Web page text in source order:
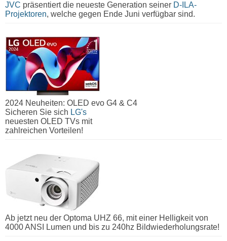
JVC präsentiert die neueste Generation seiner D-ILA-
Projektoren, welche gegen Ende Juni verfügbar sind.
2024 Neuheiten: OLED evo G4 & C4
Sicheren Sie sich LG's
neuesten OLED TVs mit
zahlreichen Vorteilen!
Ab jetzt neu der Optoma UHZ 66, mit einer Helligkeit von
4000 ANSI Lumen und bis zu 240hz Bildwiederholungsrate!